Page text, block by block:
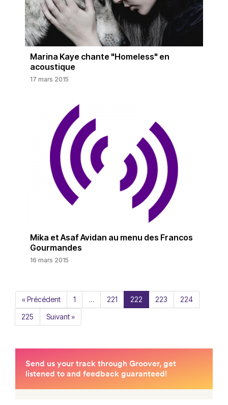
Marina Kaye chante "Homeless" en
acoustique
17 mars 2015
Mika et Asaf Avidan au menu des Francos
Gourmandes
16 mars 2015
« Précédent 1 … 221 222 223
224
225
Suivant »